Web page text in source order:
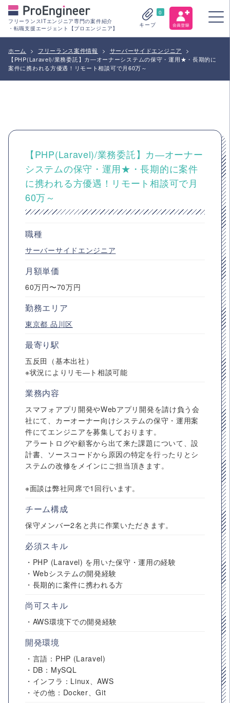
フリーランスITエンジニア専門の案件紹介
・転職支援エージェント【プロエンジニア】
0
キープ
ホーム > フリーランス案件情報 > サーバーサイドエンジニア
>
【PHP(Laravel)/業務委託】カ―オーナーシステムの保守・運用★・長期的に
案件に携われる方優遇！リモート相談可で月60万～
【PHP(Laravel)/業務委託】カ―オーナー
システムの保守・運用★・長期的に案件
に携われる方優遇！リモート相談可で月
60万～
職種
サーバーサイドエンジニア
月額単価
60万円〜70万円
勤務エリア
東京都 品川区
最寄り駅
五反田（基本出社）
※状況によりリモ―ト相談可能
業務内容
スマフォアプリ開発やWebアプリ開発を請け負う会
社にて、カーオーナー向けシステムの保守・運用案
件にてエンジニアを募集しております。
アラートログや顧客から出て来た課題について、設
計書、ソースコードから原因の特定を行ったりとシ
ステムの改修をメインにご担当頂きます。
※面談は弊社同席で1回行います。
チーム構成
保守メンバー2名と共に作業いただきます。
必須スキル
・PHP (Laravel) を用いた保守・運用の経験
・Webシステムの開発経験
・長期的に案件に携われる方
尚可スキル
・AWS環境下での開発経験
開発環境
・言語：PHP (Laravel)
・DB：MySQL
・インフラ：Linux、AWS
・その他：Docker、Git